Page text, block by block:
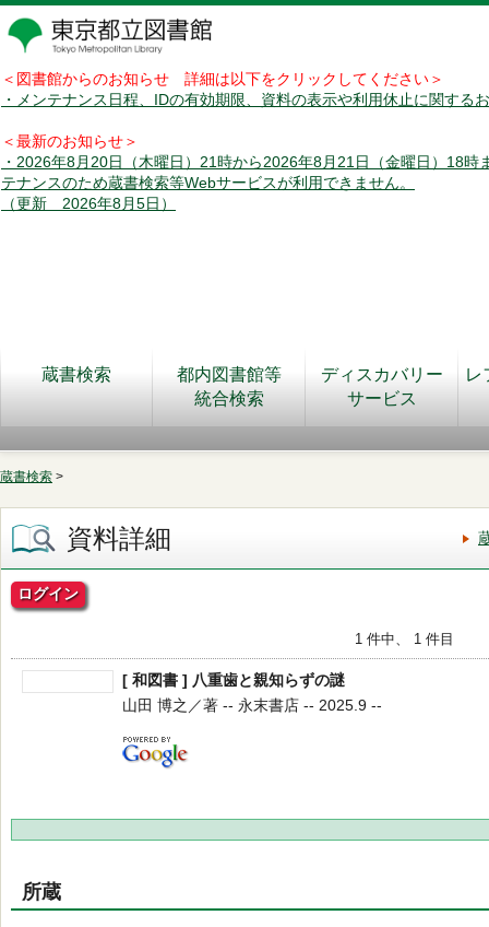
＜図書館からのお知らせ 詳細は以下をクリックしてください＞
・メンテナンス日程、IDの有効期限、資料の表示や利用休止に関する
＜最新のお知らせ＞
・2026年8月20日（木曜日）21時から2026年8月21日（金曜日）18時
テナンスのため蔵書検索等Webサービスが利用できません。
（更新 2026年8月5日）
蔵書検索
都内図書館等
統合検索
ディスカバリー
サービス
レ
蔵書検索 >
資料詳細
ログイン
1 件中、 1 件目
[ 和図書 ] 八重歯と親知らずの謎
山田 博之／著 -- 永末書店 -- 2025.9 --
所蔵